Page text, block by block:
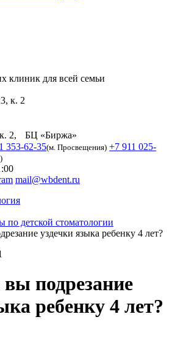
клиник для всей семьи
к. 2
к. 2, БЦ «Биржа»
353-62-35(м. Просвещения) +7 911 025-
mail@wbdent.ru
по детской стоматологии
уздечки языка ребенку 4 лет?
подрезание
ребенку 4 лет?